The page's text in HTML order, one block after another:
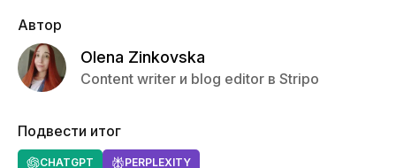
Автор
Olena Zinkovska
Content writer и blog editor в Stripo
Подвести итог
CHATGPT PERPLEXITY